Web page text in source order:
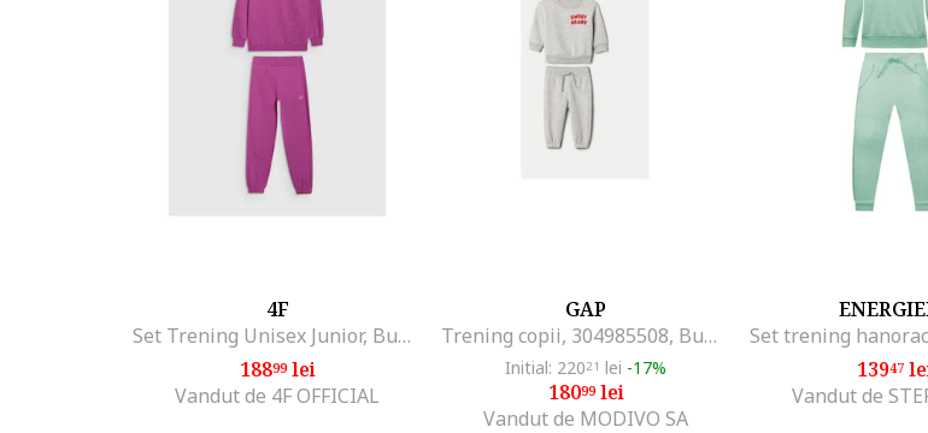
4F
Set Trening Unisex Junior, Bumbac Confortabil, Roz Inchis, Sportstyle casual,
18899lei
Vandut de 4F OFFICIAL
GAP
Trening copii, 304985508, Bumbac/Poliester, Gri, Gri
Initial: 22021 lei -17%
18099lei
Vandut de MODIVO SA
13947
Vandut de